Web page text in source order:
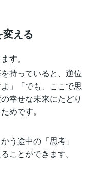
える
す。
持っていると、逆位
」「でも、ここで思
幸せな未来にたどり
めです。
う途中の「思考」
ことができます。